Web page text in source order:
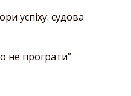
успіху: судова
не програти”